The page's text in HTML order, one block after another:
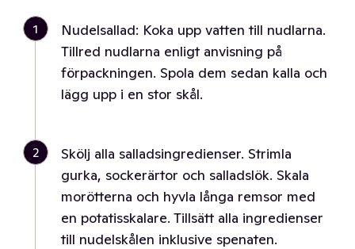
1
Nudelsallad: Koka upp vatten till nudlarna.
Tillred nudlarna enligt anvisning på
förpackningen. Spola dem sedan kalla och
lägg upp i en stor skål.
2
Skölj alla salladsingredienser. Strimla
gurka, sockerärtor och salladslök. Skala
morötterna och hyvla långa remsor med
en potatisskalare. Tillsätt alla ingredienser
till nudelskålen inklusive spenaten.